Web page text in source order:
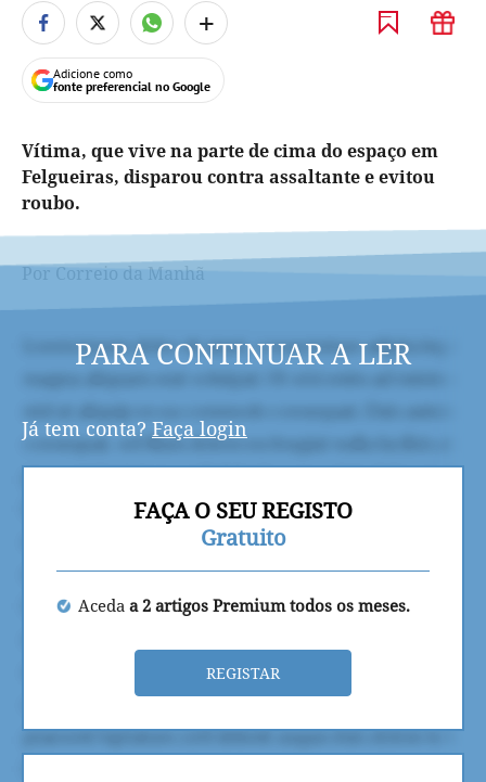
+
Adicione como
fonte preferencial no Google
Vítima, que vive na parte de cima do espaço em
Felgueiras, disparou contra assaltante e evitou
roubo.
Por Correio da Manhã
PARA CONTINUAR A LER
Já tem conta? Faça login
FAÇA O SEU REGISTO
Gratuito
Aceda a 2 artigos Premium todos os meses.
REGISTAR